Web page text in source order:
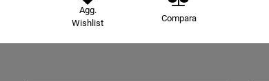
Agg.
Wishlist
Compara